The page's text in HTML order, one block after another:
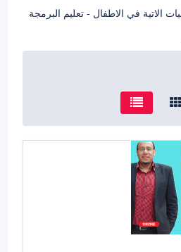
الاتية في الاطفال - تعليم البرمجة